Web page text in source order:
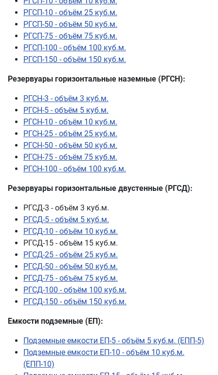
РГСП-10 - объём 25 куб.м.
РГСП-50 - объём 50 куб.м.
РГСП-75 - объём 75 куб.м.
РГСП-100 - объём 100 куб.м.
РГСП-150 - объём 150 куб.м.
РГСН-5 - объём 5 куб.м.
РГСН-10 - объём 10 куб.м.
РГСН-25 - объём 25 куб.м.
РГСН-50 - объём 50 куб.м.
РГСН-75 - объём 75 куб.м.
РГСН-100 - объём 100 куб.м.
РГСД-5 - объём 5 куб.м.
РГСД-10 - объём 10 куб.м.
РГСД-15 - объём 15 куб.м.
РГСД-25 - объём 25 куб.м.
РГСД-50 - объём 50 куб.м.
РГСД-75 - объём 75 куб.м.
РГСД-100 - объём 100 куб.м.
РГСД-150 - объём 150 куб.м.
Подземные емкости ЕП-10 - объём 10 куб.м.
(ЕПП-10)
Подземные емкости ЕП-15 - объём 15 куб.м.